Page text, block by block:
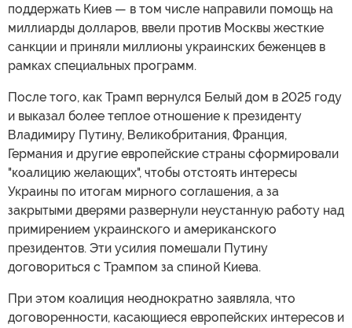
поддержать Киев — в том числе направили помощь на
миллиарды долларов, ввели против Москвы жесткие
санкции и приняли миллионы украинских беженцев в
рамках специальных программ.
После того, как Трамп вернулся Белый дом в 2025 году
и выказал более теплое отношение к президенту
Владимиру Путину, Великобритания, Франция,
Германия и другие европейские страны сформировали
"коалицию желающих", чтобы отстоять интересы
Украины по итогам мирного соглашения, а за
закрытыми дверями развернули неустанную работу над
примирением украинского и американского
президентов. Эти усилия помешали Путину
договориться с Трампом за спиной Киева.
При этом коалиция неоднократно заявляла, что
договоренности, касающиеся европейских интересов и